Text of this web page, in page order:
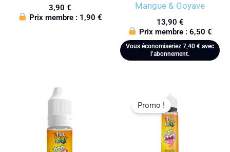
3,90 €
Prix membre : 1,90 €
Mangue & Goyave
13,90 €
Prix membre : 6,50 €
Vous économiseriez 7,40 € avec
l’abonnement.
Promo !